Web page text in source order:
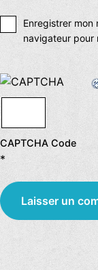
Enregistrer mon
navigateur pour
CAPTCHA Code
*